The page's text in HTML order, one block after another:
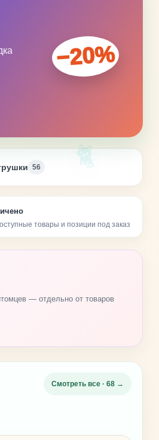
🐈
−20%
56
товары и позиции под заказ
— отдельно от товаров
Смотреть все · 68 →